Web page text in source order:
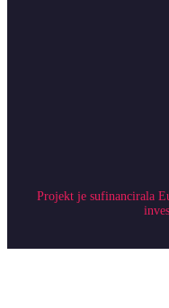
Projekt je sufinancirala